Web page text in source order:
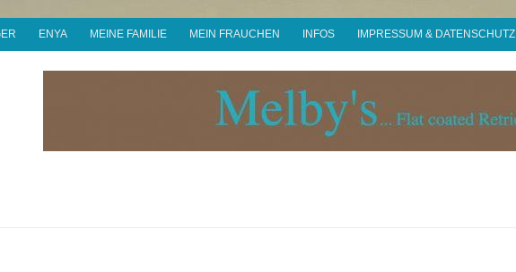
ENYA MEINE FAMILIE MEIN FRAUCHEN INFOS IMPRESSUM & DATENSCHUTZ